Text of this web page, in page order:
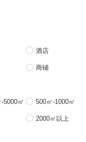
酒店
商铺
5000㎡ 500㎡-1000㎡
2000㎡以上